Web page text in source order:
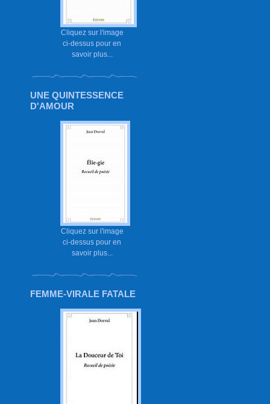
Cliquez sur l'image
ci-dessus pour en
savoir plus...
UNE QUINTESSENCE
D'AMOUR
Cliquez sur l'image
ci-dessus pour en
savoir plus...
FEMME-VIRALE FATALE